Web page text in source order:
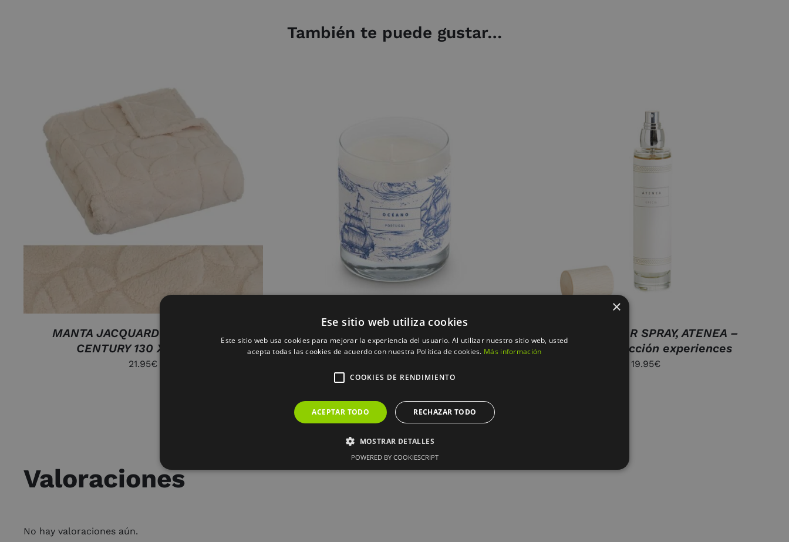
También te puede gustar…
MANTA JACQUARD SHERPA MID
CENTURY 130 X 160 CM
21.95€
AÑADIR AL CARRITO / QUICK VIEW
colección experiences
AÑADIR AL CARRITO /
AMBIENTADOR SPRAY, ATENEA –
100ML. colección experiences
19.95€
Valoraciones
No hay valoraciones aún.
×
Ese sitio web utiliza cookies
Este sitio web usa cookies para mejorar la experiencia del usuario. Al utilizar nuestro sitio web, usted
acepta todas las cookies de acuerdo con nuestra Política de cookies. Más información
COOKIES DE RENDIMIENTO
ACEPTAR TODO RECHAZAR TODO
MOSTRAR DETALLES
POWERED BY COOKIESCRIPT